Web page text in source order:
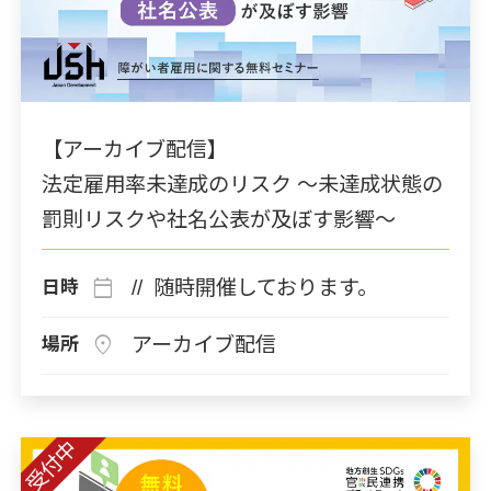
【アーカイブ配信】
法定雇用率未達成のリスク ～未達成状態の
罰則リスクや社名公表が及ぼす影響～
日時 calendar_today // 随時開催しております。
場所 location_on アーカイブ配信
受付中